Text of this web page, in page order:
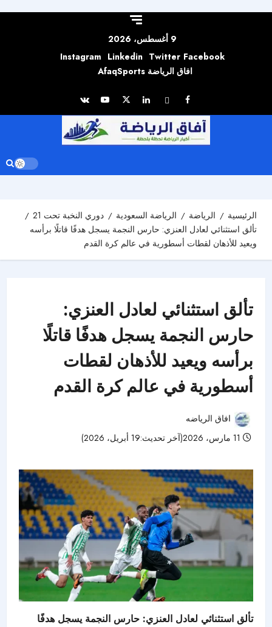
9 أغسطس، 2026
Facebook
Twitter
Linkedin
Instagram
افاق الرياضة AfaqSports
الرئيسية الرياضة الرياضة السعودية
دوري النخبة تحت 21
تألق استثنائي لعادل العنزي: حارس النجمة يسجل هدفًا قاتلًا برأسه
ويعيد للأذهان لقطات أسطورية في عالم كرة القدم
تألق استثنائي لعادل العنزي:
حارس النجمة يسجل هدفًا قاتلًا
برأسه ويعيد للأذهان لقطات
أسطورية في عالم كرة القدم
افاق الرياضه
تألق استثنائي لعادل العنزي: حارس النجمة يسجل هدفًا